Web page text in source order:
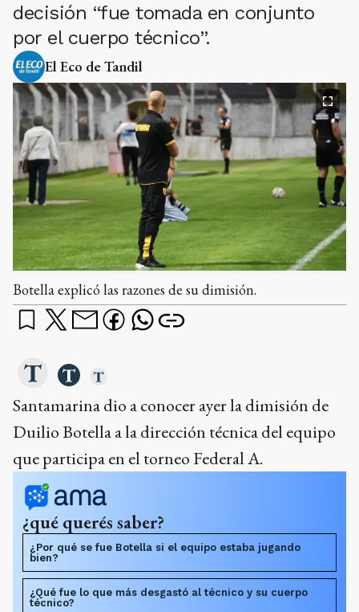
decisión “fue tomada en conjunto
por el cuerpo técnico”.
El Eco de Tandil
Botella explicó las razones de su dimisión.
Santamarina dio a conocer ayer la dimisión de
Duilio Botella a la dirección técnica del equipo
que participa en el torneo Federal A.
¿qué querés saber?
¿Por qué se fue Botella si el equipo estaba jugando
bien?
¿Qué fue lo que más desgastó al técnico y su cuerpo
técnico?